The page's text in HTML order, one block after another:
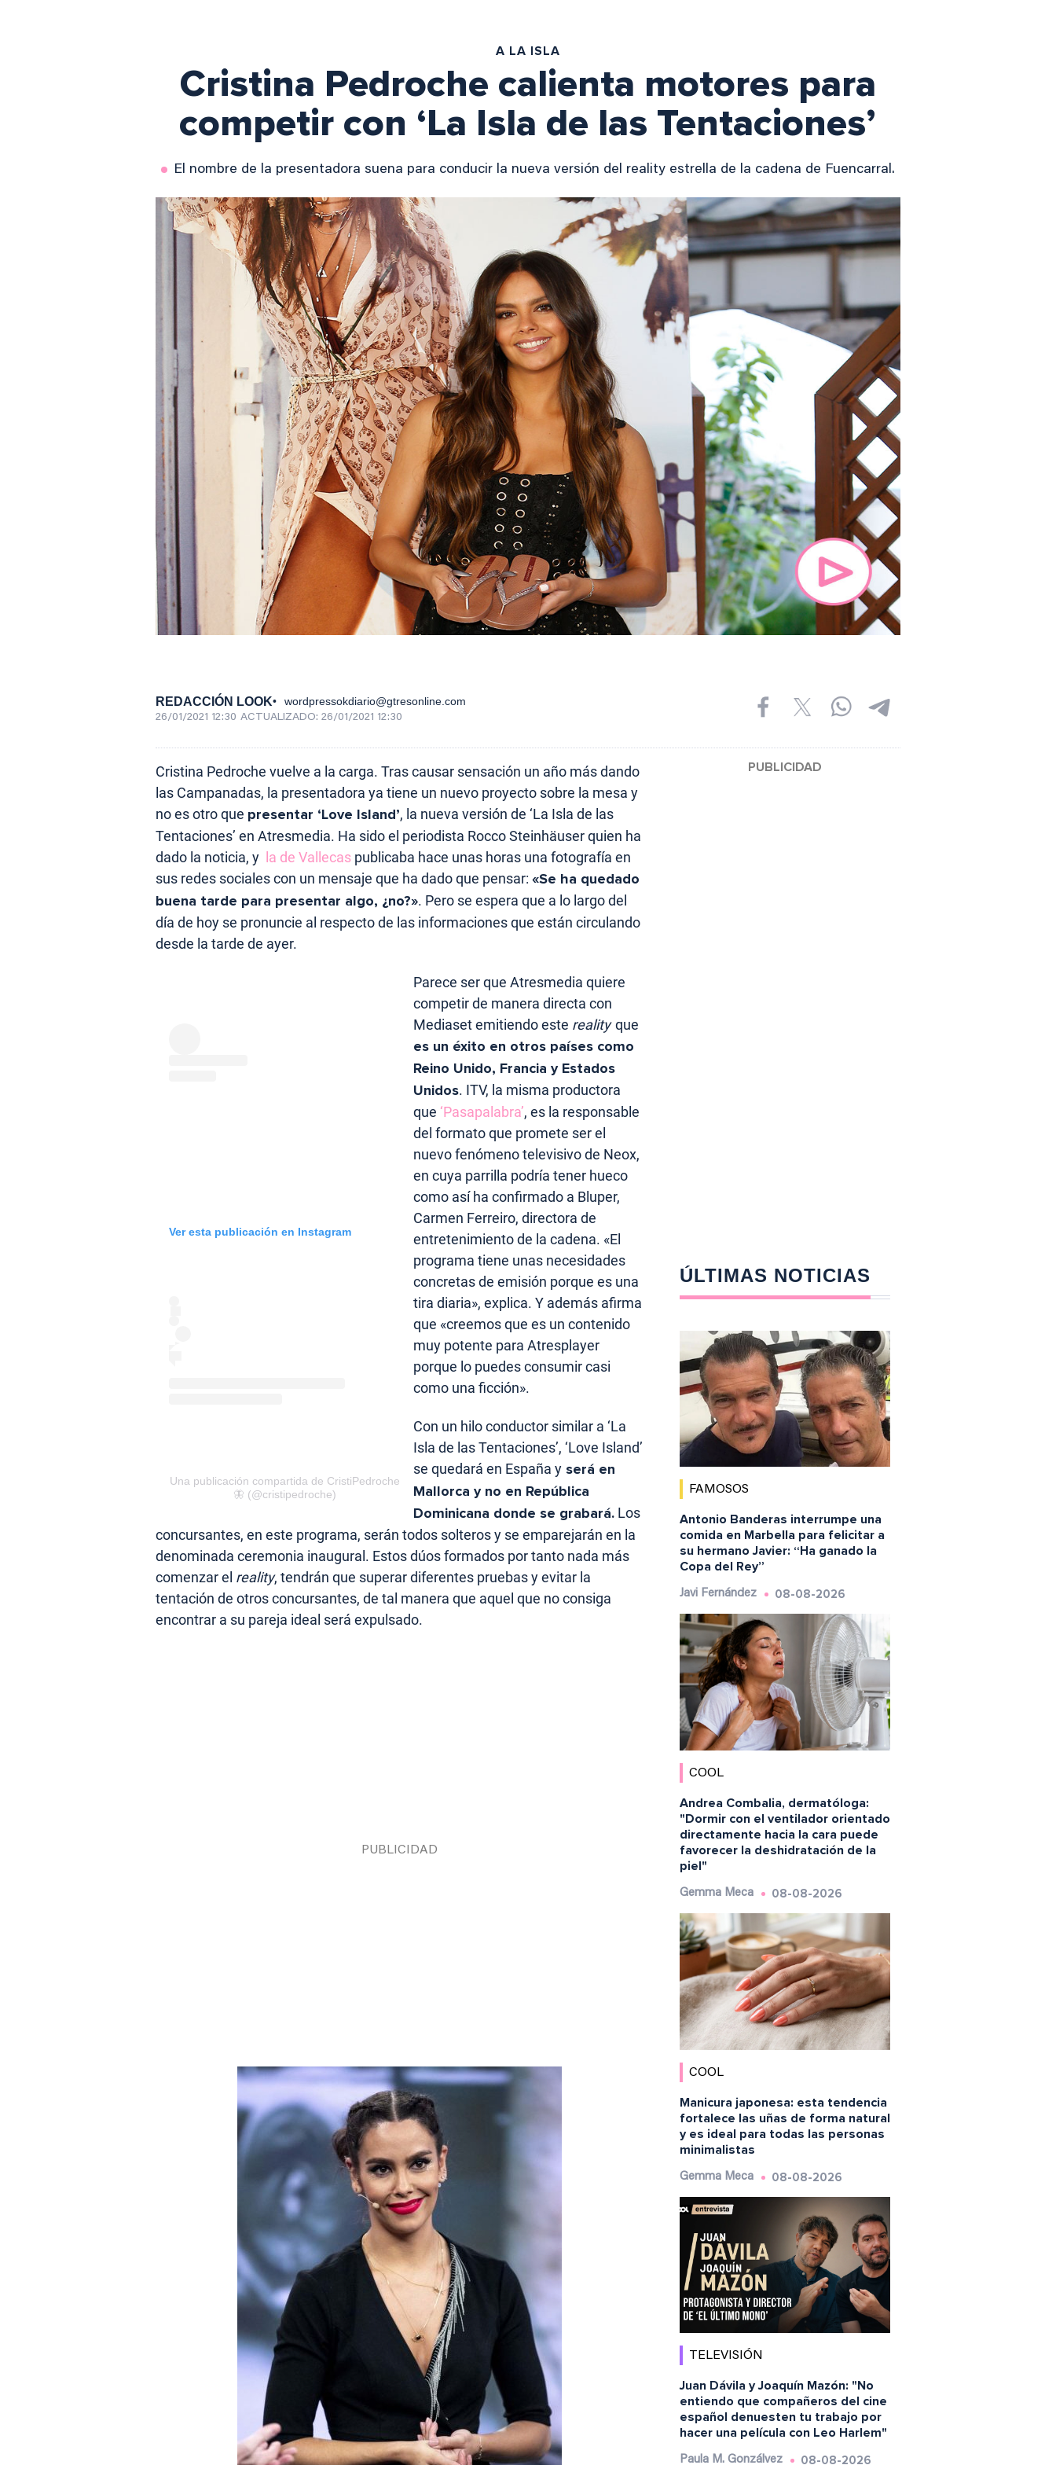
A LA ISLA
Cristina Pedroche calienta motores para
competir con ‘La Isla de las Tentaciones’
El nombre de la presentadora suena para conducir la nueva versión del reality estrella de la cadena de Fuencarral.
REDACCIÓN LOOK wordpressokdiario@gtresonline.com
26/01/2021 12:30 ACTUALIZADO: 26/01/2021 12:30
Cristina Pedroche vuelve a la carga. Tras causar sensación un año más dando
las Campanadas, la presentadora ya tiene un nuevo proyecto sobre la mesa y
no es otro que presentar ‘Love Island’, la nueva versión de ‘La Isla de las
Tentaciones’ en Atresmedia. Ha sido el periodista Rocco Steinhäuser quien ha
dado la noticia, y
la de Vallecas publicaba hace unas horas una fotografía en
sus redes sociales con un mensaje que ha dado que pensar: «Se ha quedado
buena tarde para presentar algo, ¿no?». Pero se espera que a lo largo del
día de hoy se pronuncie al respecto de las informaciones que están circulando
desde la tarde de ayer.
Ver esta publicación en Instagram
Una publicación compartida de CristiPedroche
🦋 (@cristipedroche)
Parece ser que Atresmedia quiere
competir de manera directa con
Mediaset emitiendo este realityque
es un éxito en otros países como
Reino Unido, Francia y Estados
Unidos. ITV, la misma productora
que ‘Pasapalabra’, es la responsable
del formato que promete ser el
nuevo fenómeno televisivo de Neox,
en cuya parrilla podría tener hueco
como así ha confirmado a Bluper,
Carmen Ferreiro, directora de
entretenimiento de la cadena. «El
programa tiene unas necesidades
concretas de emisión porque es una
tira diaria», explica. Y además afirma
que «creemos que es un contenido
muy potente para Atresplayer
porque lo puedes consumir casi
como una ficción».
Con un hilo conductor similar a ‘La
Isla de las Tentaciones’, ‘Love Island’
se quedará en España y será en
Mallorca y no en República
Dominicana donde se grabará. Los
concursantes, en este programa, serán todos solteros y se emparejarán en la
denominada ceremonia inaugural. Estos dúos formados por tanto nada más
comenzar el reality, tendrán que superar diferentes pruebas y evitar la
tentación de otros concursantes, de tal manera que aquel que no consiga
encontrar a su pareja ideal será expulsado.
ÚLTIMAS NOTICIAS
FAMOSOS
Antonio Banderas interrumpe una
comida en Marbella para felicitar a
su hermano Javier: “Ha ganado la
Copa del Rey”
Javi Fernández 08-08-2026
COOL
Andrea Combalia, dermatóloga:
"Dormir con el ventilador orientado
directamente hacia la cara puede
favorecer la deshidratación de la
piel"
Gemma Meca 08-08-2026
COOL
Manicura japonesa: esta tendencia
fortalece las uñas de forma natural
y es ideal para todas las personas
minimalistas
Gemma Meca 08-08-2026
TELEVISIÓN
Juan Dávila y Joaquín Mazón: "No
entiendo que compañeros del cine
español denuesten tu trabajo por
hacer una película con Leo Harlem"
Paula M. Gonzálvez 08-08-2026